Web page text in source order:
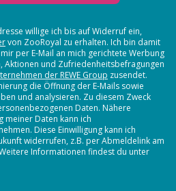
willige ich bis auf Widerruf ein,
von ZooRoyal zu erhalten. Ich bin damit
per E-Mail an mich gerichtete Werbung
Aktionen und Zufriedenheitsbefragungen
der REWE Group zusendet.
die Öffnung der E-Mails sowie
und analysieren. Zu diesem Zweck
Daten. Nähere
Daten kann ich
Diese Einwilligung kann ich
widerrufen, z.B. per Abmeldelink am
Informationen findest du unter